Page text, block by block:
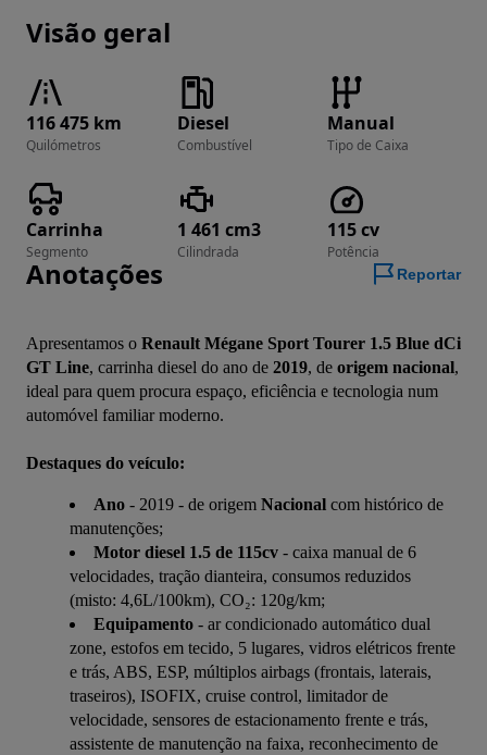
Visão geral
116 475 km
Quilómetros
Diesel
Combustível
Manual
Tipo de Caixa
Carrinha
Segmento
1 461 cm3
Cilindrada
115 cv
Potência
Anotações Reportar
Apresentamos o Renault Mégane Sport Tourer 1.5 Blue dCi
GT Line, carrinha diesel do ano de 2019, de origem nacional,
ideal para quem procura espaço, eficiência e tecnologia num
automóvel familiar moderno.
Destaques do veículo:
Ano - 2019 - de origem Nacional com histórico de
manutenções;
Motor diesel 1.5 de 115cv - caixa manual de 6
velocidades, tração dianteira, consumos reduzidos
(misto: 4,6L/100km), CO₂: 120g/km;
Equipamento - ar condicionado automático dual
zone, estofos em tecido, 5 lugares, vidros elétricos frente
e trás, ABS, ESP, múltiplos airbags (frontais, laterais,
traseiros), ISOFIX, cruise control, limitador de
velocidade, sensores de estacionamento frente e trás,
assistente de manutenção na faixa, reconhecimento de